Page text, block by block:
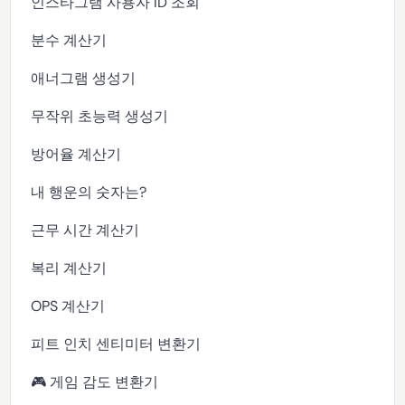
분수 계산기
애너그램 생성기
무작위 초능력 생성기
방어율 계산기
내 행운의 숫자는?
근무 시간 계산기
복리 계산기
OPS 계산기
피트 인치 센티미터 변환기
🎮 게임 감도 변환기